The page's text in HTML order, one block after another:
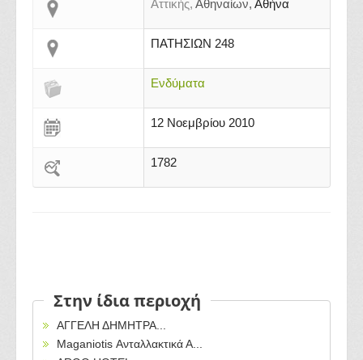
Αττικής, Αθηναίων, Αθήνα
ΠΑΤΗΣΙΩΝ 248
Ενδύματα
12 Νοεμβρίου 2010
1782
Στην ίδια περιοχή
ΑΓΓΕΛΗ ΔΗΜΗΤΡΑ...
Maganiotis Ανταλλακτικά Α...